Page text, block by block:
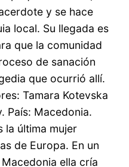
y se hace
local. Su llegada es
que la comunidad
de sanación
que ocurrió allí.
Tamara Kotevska
País: Macedonia.
la última mujer
de Europa. En un
ella cría